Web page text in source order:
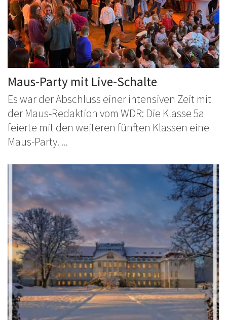
Maus-Party mit Live-Schalte
Es war der Abschluss einer intensiven Zeit mit
der Maus-Redaktion vom WDR: Die Klasse 5a
feierte mit den weiteren fünften Klassen eine
Maus-Party. ...